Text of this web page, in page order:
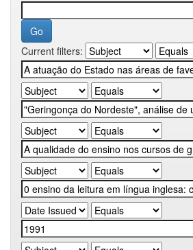
Current filters: